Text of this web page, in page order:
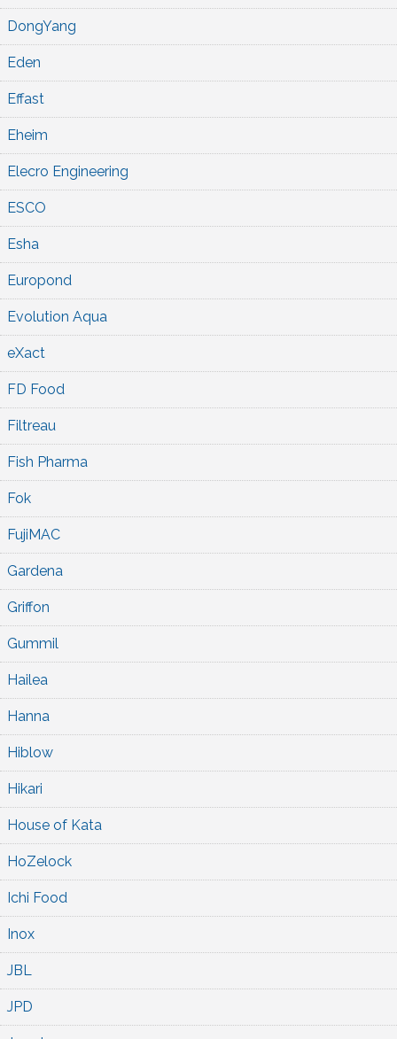
DongYang
Eden
Effast
Eheim
Elecro Engineering
ESCO
Esha
Europond
Evolution Aqua
eXact
FD Food
Filtreau
Fish Pharma
Fok
FujiMAC
Gardena
Griffon
Gummil
Hailea
Hanna
Hiblow
Hikari
House of Kata
HoZelock
Ichi Food
Inox
JBL
JPD